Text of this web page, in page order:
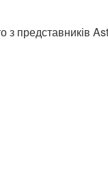
представників